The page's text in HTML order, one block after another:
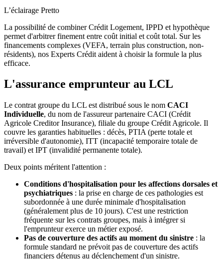
L’éclairage Pretto
La possibilité de combiner Crédit Logement, IPPD et hypothèque
permet d'arbitrer finement entre coût initial et coût total. Sur les
financements complexes (VEFA, terrain plus construction, non-
résidents), nos Experts Crédit aident à choisir la formule la plus
efficace.
L'assurance emprunteur au LCL
Le contrat groupe du LCL est distribué sous le nom CACI
Individuelle, du nom de l'assureur partenaire CACI (Crédit
Agricole Creditor Insurance), filiale du groupe Crédit Agricole. Il
couvre les garanties habituelles : décès, PTIA (perte totale et
irréversible d'autonomie), ITT (incapacité temporaire totale de
travail) et IPT (invalidité permanente totale).
Deux points méritent l'attention :
Conditions d'hospitalisation pour les affections dorsales et
psychiatriques : la prise en charge de ces pathologies est
subordonnée à une durée minimale d'hospitalisation
(généralement plus de 10 jours). C'est une restriction
fréquente sur les contrats groupes, mais à intégrer si
l'emprunteur exerce un métier exposé.
Pas de couverture des actifs au moment du sinistre : la
formule standard ne prévoit pas de couverture des actifs
financiers détenus au déclenchement d'un sinistre.